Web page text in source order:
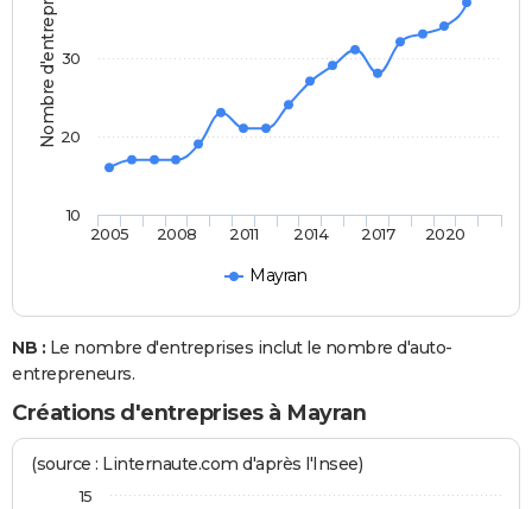
Nombre d'entreprises
Mayran
2005 2008 2011 2014 2017 2020
10
20
30
NB : Le nombre d'entreprises inclut le nombre d'auto-
entrepreneurs.
Créations d'entreprises à Mayran
(source : Linternaute.com d'après l'Insee)
15